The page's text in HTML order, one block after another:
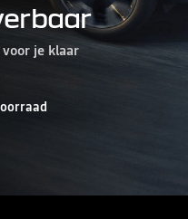
voor je klaar